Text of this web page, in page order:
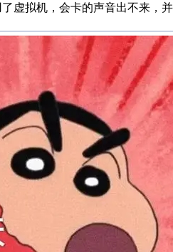
虚拟机，会卡的声音出不来，